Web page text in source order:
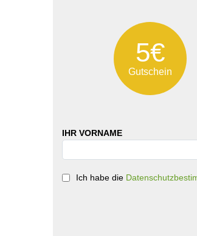
5€
Gutschein
IHR VORNAME
Ich habe die